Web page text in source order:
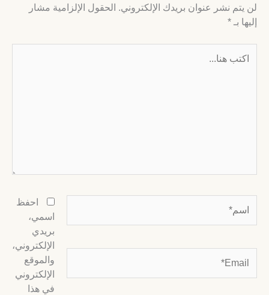
يتم نشر عنوان بريدك الإلكتروني. الحقول الإلزامية مشار
بـ*
احفظ
اسمي،
بريدي
الإلكتروني،
والموقع
الإلكتروني
في هذا